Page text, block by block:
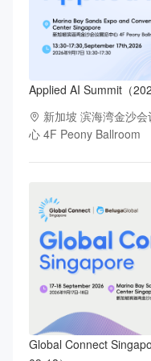
Applied AI Summit（
新加坡 滨海湾金沙会
心 4F Peony Ballroom
Global Connect